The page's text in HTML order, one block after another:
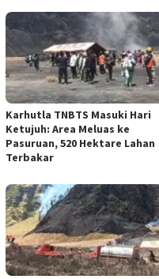
Karhutla TNBTS Masuki Hari
Ketujuh: Area Meluas ke
Pasuruan, 520 Hektare Lahan
Terbakar